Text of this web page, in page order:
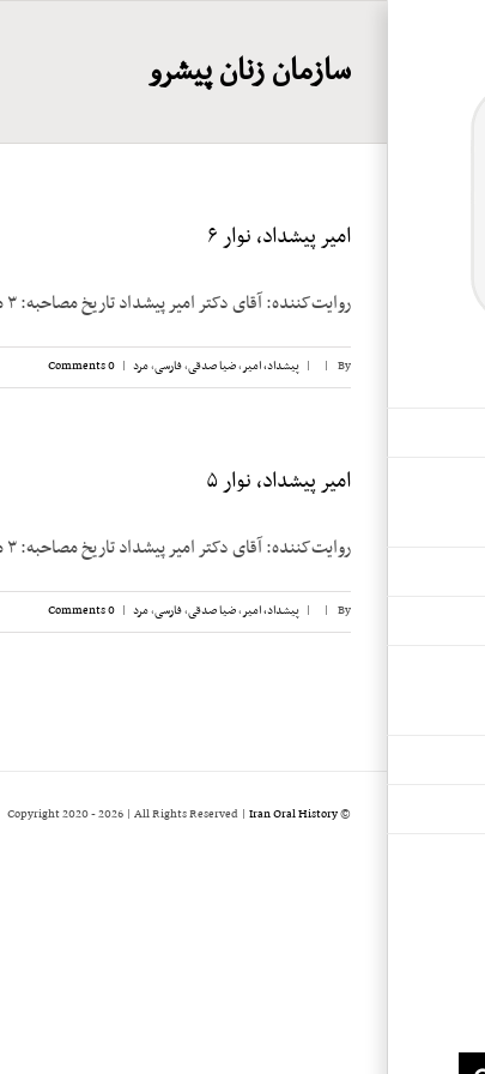
سازمان زنان پیشرو
امیر پیشداد، نوار ۶
روایت‌کننده: آقای دکتر امیر پیشداد تاریخ مصاحبه: ۳ مارچ ۱۹۸۴ محل مصاحبه: شهر [...]
By
|
| پیشداد، امیر,ضیا صدقی,فارسی,مرد |
0 Comments
امیر پیشداد، نوار ۵
روایت‌کننده: آقای دکتر امیر پیشداد تاریخ مصاحبه: ۳ مارس ۱۹۸۴ محل مصاحبه: شهر [...]
By
|
| پیشداد، امیر,ضیا صدقی,فارسی,مرد |
0 Comments
© Copyright 2020 -
2026 | All Rights Reserved | Iran Oral History